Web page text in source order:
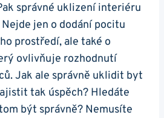
správné uklizení interiéru
jen o dodání pocitu
prostředí, ale také o
ovlivňuje rozhodnutí
Jak ale správně uklidit byt
tak úspěch? Hledáte
být správně? Nemusíte